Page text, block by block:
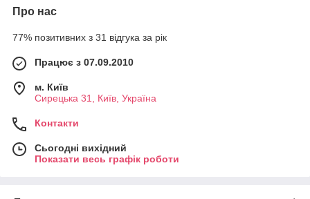
Про нас
77% позитивних з 31 відгука за рік
Працює з 07.09.2010
м. Київ
Сирецька 31, Київ, Україна
Контакти
Сьогодні вихідний
Показати весь графік роботи